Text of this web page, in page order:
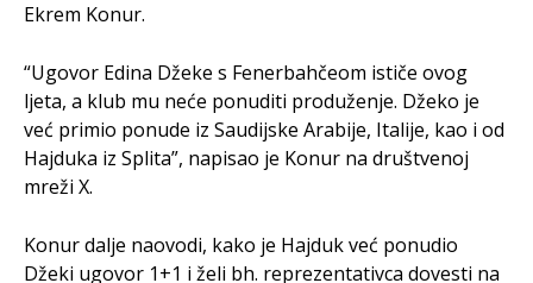
Ekrem Konur.
“Ugovor Edina Džeke s Fenerbahčeom ističe ovog
ljeta, a klub mu neće ponuditi produženje. Džeko je
već primio ponude iz Saudijske Arabije, Italije, kao i od
Hajduka iz Splita”, napisao je Konur na društvenoj
mreži X.
Konur dalje naovodi, kako je Hajduk već ponudio
Džeki ugovor 1+1 i želi bh. reprezentativca dovesti na